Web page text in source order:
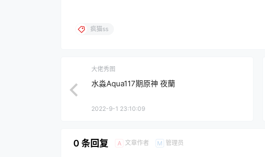
疯猫ss
大佬秀图
水淼Aqua117期原神 夜蘭
2022-9-1 23:10:09
0 条回复 A 文章作者 M 管理员